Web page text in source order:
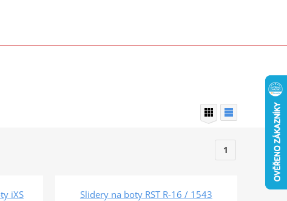
1
iXS
Slidery na boty RST R-16 / 1543